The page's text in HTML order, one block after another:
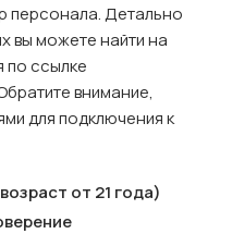
персонала. Детально
вы можете найти на
по ссылке
внимание,
для подключения к
от 21 года)